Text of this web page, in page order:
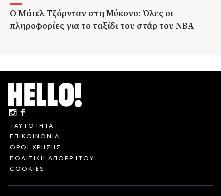
Ο Μάικλ Τζόρνταν στη Μύκονο: Όλες οι
πληροφορίες για το ταξίδι του στάρ του NBA
ΤΑΥΤΟΤΗΤΑ
ΕΠΙΚΟΙΝΩΝΙΑ
ΟΡΟΙ ΧΡΗΣΗΣ
ΠΟΛΙΤΙΚΗ ΑΠΟΡΡΗΤΟΥ
COOKIES